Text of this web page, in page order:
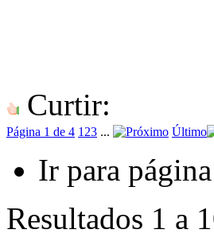
Curtir:
Página 1 de 4 1 23 ... Último
Ir para
Resultados 1 a